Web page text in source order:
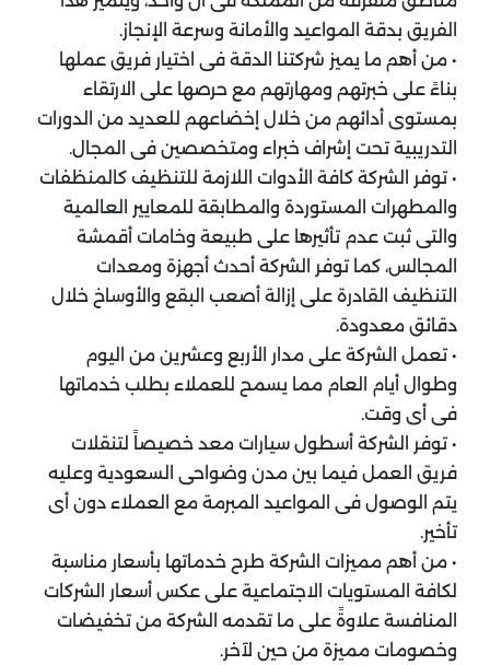
الفريق بدقة المواعيد والأمانة وسرعة الإنجاز.
• من أهم ما يميز شركتنا الدقة فى اختيار فريق عملها
بناءً على خبرتهم ومهارتهم مع حرصها على الارتقاء
بمستوى أدائهم من خلال إخضاعهم للعديد من الدورات
التدريبية تحت إشراف خبراء ومتخصصين فى المجال.
• توفر الشركة كافة الأدوات اللازمة للتنظيف كالمنظفات
والمطهرات المستوردة والمطابقة للمعايير العالمية
والتى ثبت عدم تأثيرها على طبيعة وخامات أقمشة
المجالس، كما توفر الشركة أحدث أجهزة ومعدات
التنظيف القادرة على إزالة أصعب البقع والأوساخ خلال
دقائق معدودة.
• تعمل الشركة على مدار الأربع وعشرين من اليوم
وطوال أيام العام مما يسمح للعملاء بطلب خدماتها
فى أى وقت.
• توفر الشركة أسطول سيارات معد خصيصاً لتنقلات
فريق العمل فيما بين مدن وضواحى السعودية وعليه
يتم الوصول فى المواعيد المبرمة مع العملاء دون أى
تأخير.
• من أهم مميزات الشركة طرح خدماتها بأسعار مناسبة
لكافة المستويات الاجتماعية على عكس أسعار الشركات
المنافسة علاوةً على ما تقدمه الشركة من تخفيضات
وخصومات مميزة من حين لآخر.